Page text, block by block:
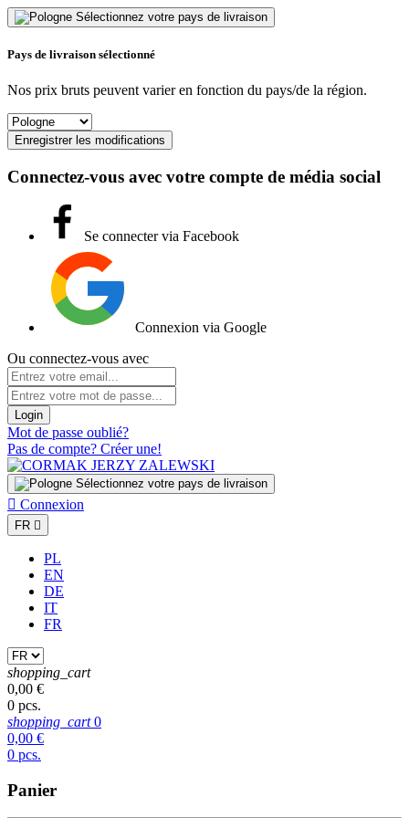
Sélectionnez votre pays de livraison
Pays de livraison sélectionné
Nos prix bruts peuvent varier en fonction du pays/de la région.
Enregistrer les modifications
Connectez-vous avec votre compte de média social
Se connecter via Facebook
Connexion via Google
Ou connectez-vous avec
Login
Mot de passe oublié?
Pas de compte? Créer une!
Sélectionnez votre pays de livraison
 Connexion
FR 
PL
EN
DE
IT
FR
shopping_cart
0,00 €
0 pcs.
shopping_cart 0
0,00 €
0 pcs.
Panier